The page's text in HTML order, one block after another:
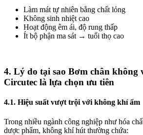
Làm mát tự nhiên bằng chất lỏng
Không sinh nhiệt cao
Hoạt động êm ái, độ rung thấp
Ít bộ phận ma sát → tuổi thọ cao
4. Lý do tại sao Bơm chân không
Circutec là lựa chọn ưu tiên
4.1. Hiệu suất vượt trội với không khí ẩm
Trong nhiều ngành công nghiệp như hóa
dược phẩm, không khí hút thường chứa: